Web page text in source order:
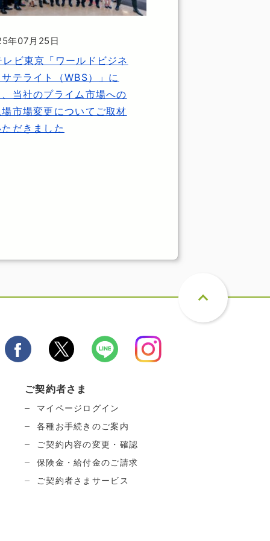
年07月25日
レビ東京「ワールドビジネ
テライト（WBS）」に
当社のプライム市場への
市場変更についてご取材
だきました
ご契約者さま
マイページログイン
各種お手続きのご案内
ご契約内容の変更・確認
保険金・給付金のご請求
ご契約者さまサービス